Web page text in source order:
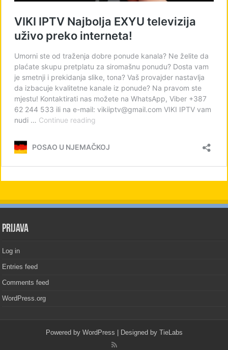
PRIJAVA
Log in
Entries feed
Comments feed
WordPress.org
Powered by WordPress | Designed by TieLabs